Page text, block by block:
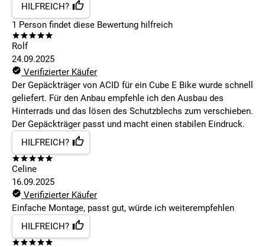
HILFREICH?
1 Person findet diese Bewertung hilfreich
Rolf
24.09.2025
Verifizierter Käufer
Der Gepäckträger von ACID für ein Cube E Bike wurde schnell
geliefert. Für den Anbau empfehle ich den Ausbau des
Hinterrads und das lösen des Schutzblechs zum verschieben.
Der Gepäckträger passt und macht einen stabilen Eindruck.
HILFREICH?
Celine
16.09.2025
Verifizierter Käufer
Einfache Montage, passt gut, würde ich weiterempfehlen
HILFREICH?